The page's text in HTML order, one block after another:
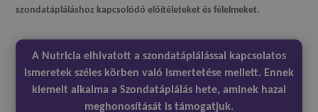
szondatápláláshoz kapcsolódó előítéleteket és félelmeket.
A Nutricia elhivatott a szondatáplálással kapcsolatos
ismeretek széles körben való ismertetése mellett. Ennek
kiemelt alkalma a Szondatáplálás hete, aminek hazai
meghonosítását is támogatjuk.